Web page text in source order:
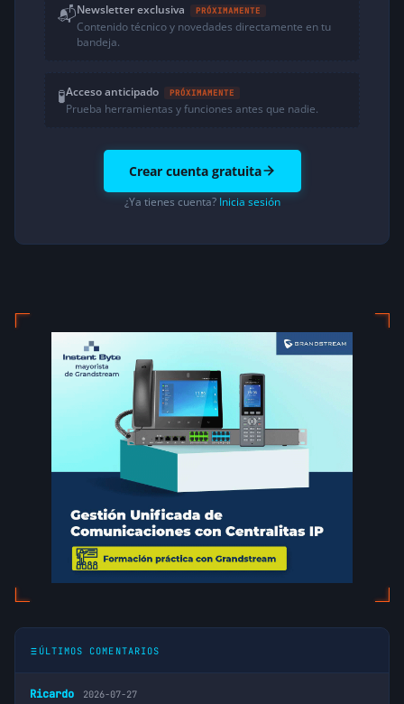
📬Newsletter exclusiva PRÓXIMAMENTE
Contenido técnico y novedades directamente en tu
bandeja.
🧪Acceso anticipado PRÓXIMAMENTE
Prueba herramientas y funciones antes que nadie.
Crear cuenta gratuita
¿Ya tienes cuenta? Inicia sesión
ÚLTIMOS COMENTARIOS
Ricardo 2026-07-27